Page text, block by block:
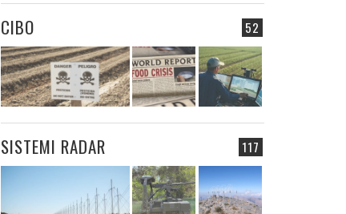
52
CIBO
117
SISTEMI RADAR